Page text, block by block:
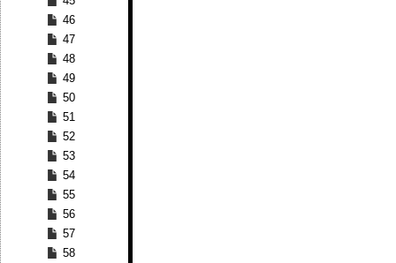
46
47
48
49
50
51
52
53
54
55
56
57
58